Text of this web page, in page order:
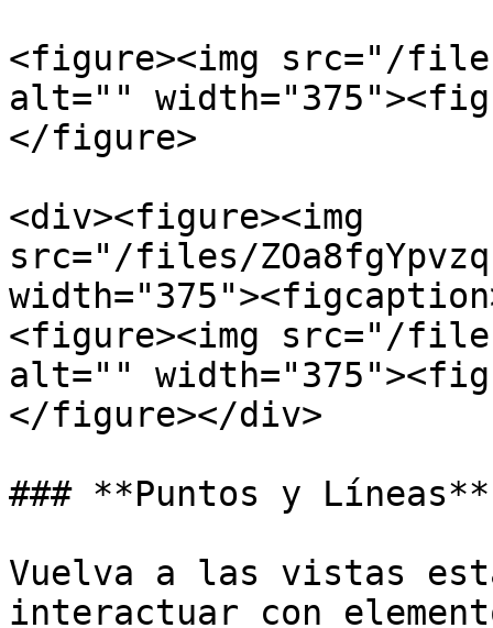
<figure><img src="/files/
alt=""
</figure>
<div><figure><img
src="/files/
<figure><img src="/files/
alt=""
</figure></div>
### **Puntos y Líneas**
Vuelva a las vistas
interactuar con